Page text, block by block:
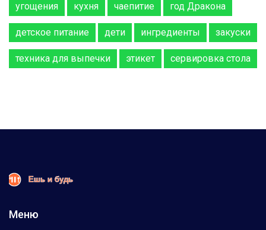
угощения кухня чаепитие год Дракона
детское питание дети ингредиенты закуски
техника для выпечки этикет сервировка стола
Меню